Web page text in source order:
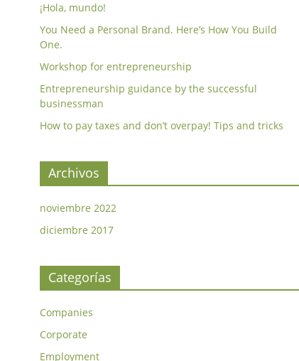
¡Hola, mundo!
You Need a Personal Brand. Here’s How You Build
One.
Workshop for entrepreneurship
Entrepreneurship guidance by the successful
businessman
How to pay taxes and don’t overpay! Tips and tricks
Archivos
noviembre 2022
diciembre 2017
Categorías
Companies
Corporate
Employment